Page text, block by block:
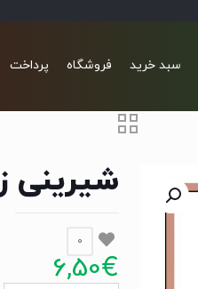
سبد خرید فروشگاه پرداخت
شیرینی
0
6,50€